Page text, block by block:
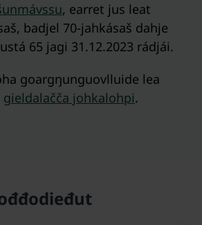
, earret jus leat
badjel 70-jahkásaš dahje
65 jagi 31.12.2023 rádjái.
goargŋunguovlluide lea
gieldalačča johkalohpi.